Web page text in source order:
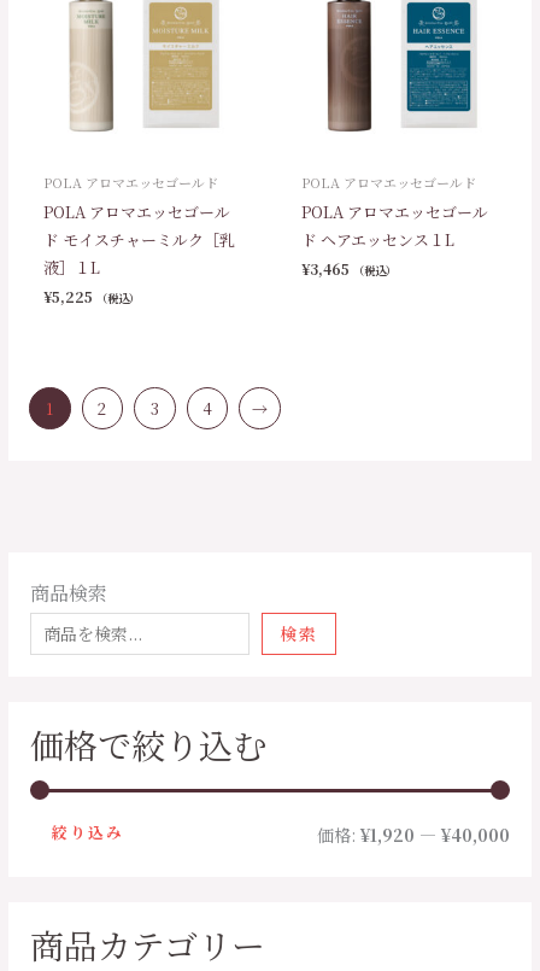
商品検索
検索
価格で絞り込む
絞り込み 価格: ¥1,920 — ¥40,000
商品カテゴリー
POLA アロマエッセゴールド
POLA アロマエッセゴール
ド モイスチャーミルク［乳
液］１L
¥5,225 （税込）
POLA アロマエッセゴールド
POLA アロマエッセゴール
ド ヘアエッセンス１L
¥3,465 （税込）
1 2 3 4 →